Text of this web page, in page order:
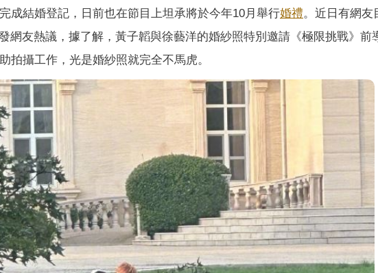
完成結婚登記，日前也在節目上坦承將於今年10月舉行婚禮。近日有網友
網友熱議，據了解，黃子韜與徐藝洋的婚紗照特別邀請《極限挑戰》前
拍攝工作，光是婚紗照就完全不馬虎。